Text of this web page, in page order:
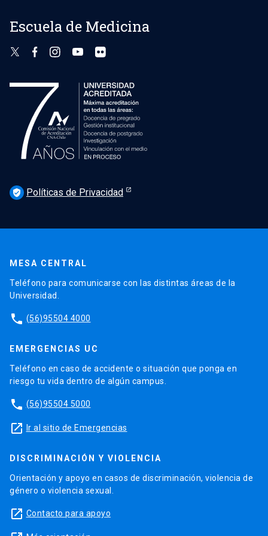
Escuela de Medicina
verified_user Políticas de Privacidad
MESA CENTRAL
Teléfono para comunicarse con las distintas áreas de la
Universidad.
phone (56)95504 4000
EMERGENCIAS UC
Teléfono en caso de accidente o situación que ponga en
riesgo tu vida dentro de algún campus.
phone (56)95504 5000
launch Ir al sitio de Emergencias
DISCRIMINACIÓN Y VIOLENCIA
Orientación y apoyo en casos de discriminación, violencia de
género o violencia sexual.
launch Contacto para apoyo